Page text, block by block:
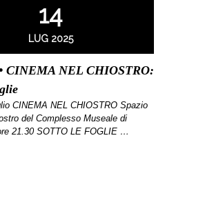
14
LUG 2025
CINEMA NEL CHIOSTRO:
CINEMA NEL CHIOSTRO Spazio
del Complesso Museale di
21.30 SOTTO LE FOGLIE …